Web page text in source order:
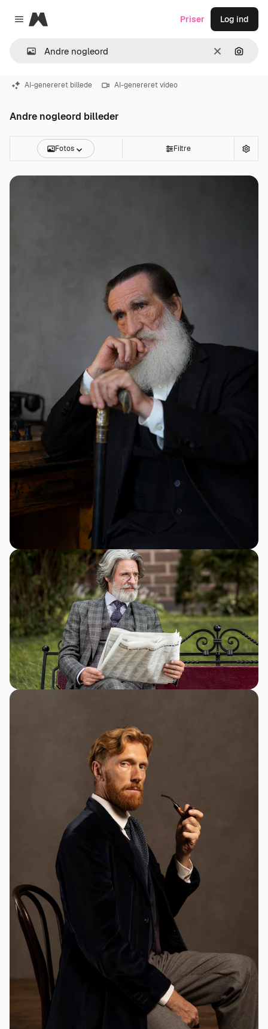
Close menu
Magnific
Klar Søg
Priser Log ind
AI-genereret billede AI-genereret video
Andre nogleord billeder
Fotos Filtre